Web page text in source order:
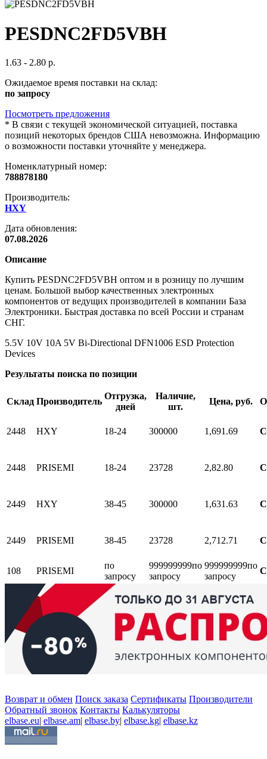
PESDNC2FD5VBH
1.63 - 2.80 р.
Ожидаемое время поставки на склад:
по запросу
Посмотреть предложения
* В связи с текущей экономической ситуацией, поставка
позиций некоторых брендов США невозможна. Информацию
о возможности поставки уточняйте у менеджера.
Номенклатурный номер:
788878180
Производитель:
HXY
Дата обновления:
07.08.2026
Описание
Купить PESDNC2FD5VBH оптом и в розницу по лучшим
ценам. Большой выбор качественных электронных
компонентов от ведущих производителей в компании База
Электроники. Быстрая доставка по всей России и странам
СНГ.
5.5V 10V 10A 5V Bi-Directional DFN1006 ESD Protection
Devices
Результаты поиска по позиции
Склад Производитель
Отгрузка,
дней
Наличие,
шт.
Цена, руб.
2448 HXY 18-24 300000 1,691.69
2448 PRISEMI 18-24 23728 2,82.80
2449 HXY 38-45 300000 1,631.63
2449 PRISEMI 38-45 23728 2,71 2.71
108 PRISEMI
по
запросу
999999999по
запросу
999999999по
запросу
Возврат и обмен Поиск заказа Сертификаты Производители
Обратный звонок Контакты Калькуляторы
elbase.eu| elbase.am| elbase.by| elbase.kg| elbase.kz